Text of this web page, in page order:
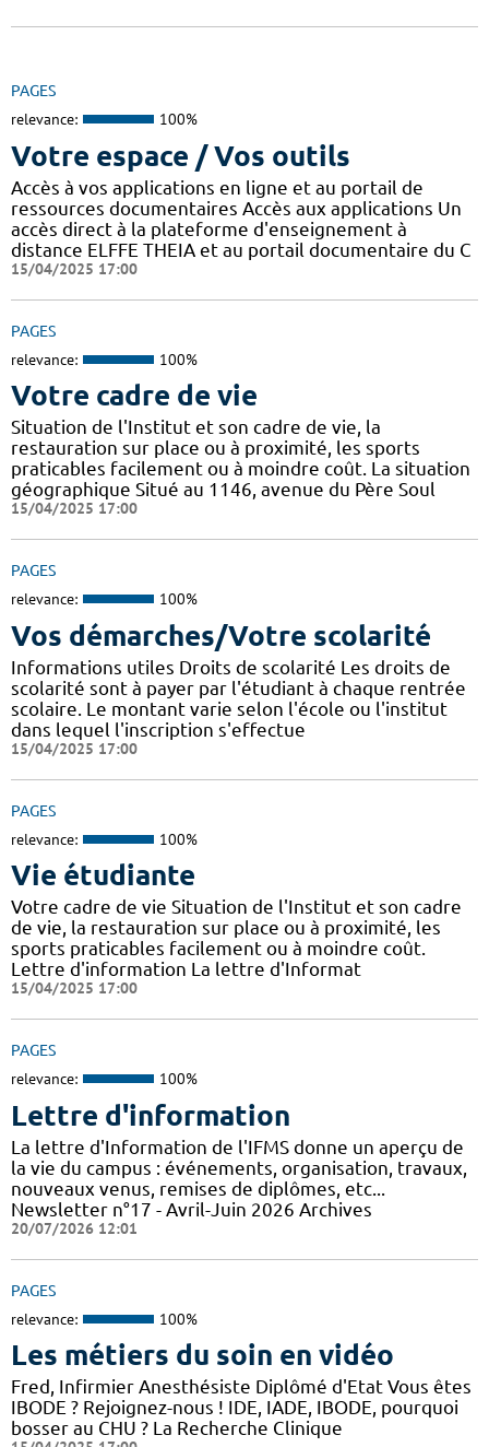
PAGES
relevance: 100%
Votre espace / Vos outils
Accès à vos applications en ligne et au portail de
ressources documentaires Accès aux applications Un
accès direct à la plateforme d'enseignement à
distance ELFFE THEIA et au portail documentaire du C
15/04/2025 17:00
PAGES
relevance: 100%
Votre cadre de vie
Situation de l'Institut et son cadre de vie, la
restauration sur place ou à proximité, les sports
praticables facilement ou à moindre coût. La situation
géographique Situé au 1146, avenue du Père Soul
15/04/2025 17:00
PAGES
relevance: 100%
Vos démarches/Votre scolarité
Informations utiles Droits de scolarité Les droits de
scolarité sont à payer par l'étudiant à chaque rentrée
scolaire. Le montant varie selon l'école ou l'institut
dans lequel l'inscription s'effectue
15/04/2025 17:00
PAGES
relevance: 100%
Vie étudiante
Votre cadre de vie Situation de l'Institut et son cadre
de vie, la restauration sur place ou à proximité, les
sports praticables facilement ou à moindre coût.
Lettre d'information La lettre d'Informat
15/04/2025 17:00
PAGES
relevance: 100%
Lettre d'information
La lettre d'Information de l'IFMS donne un aperçu de
la vie du campus : événements, organisation, travaux,
nouveaux venus, remises de diplômes, etc...
Newsletter n°17 - Avril-Juin 2026 Archives
20/07/2026 12:01
PAGES
relevance: 100%
Les métiers du soin en vidéo
Fred, Infirmier Anesthésiste Diplômé d'Etat Vous êtes
IBODE ? Rejoignez-nous ! IDE, IADE, IBODE, pourquoi
bosser au CHU ? La Recherche Clinique